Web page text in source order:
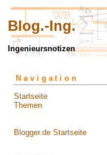
Blog.-Ing.
Ingenieursnotizen
Navigation
Startseite
Themen
Blogger.de Startseite